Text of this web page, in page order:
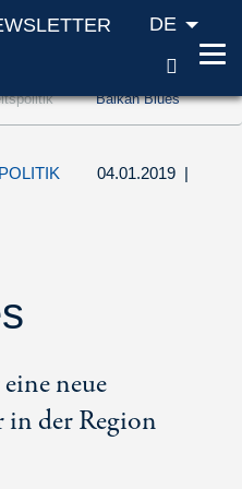
'1')
'2')
(Accesskey '3')
DE
Balkan Blues
04.01.2019 |
neue
in der Region